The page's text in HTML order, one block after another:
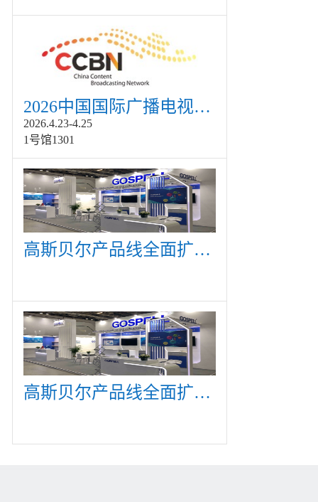
2026中国国际广播电视信息网络展览会展
2026.4.23-4.25
1号馆1301
高斯贝尔产品线全面扩展，众多新产品亮相CommunicAsia 2019
高斯贝尔产品线全面扩展，众多新产品亮相CommunicAsia 2019